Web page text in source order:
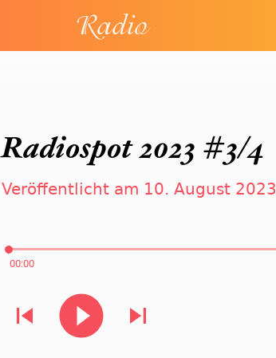
Radio
Radiospot 2023 #3/4
Veröffentlicht am 10. August 2023
00:00